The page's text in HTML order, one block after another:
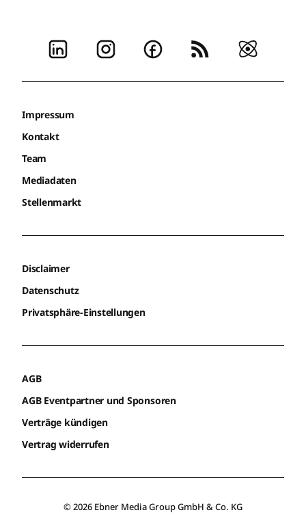
Impressum
Kontakt
Team
Mediadaten
Stellenmarkt
Disclaimer
Datenschutz
Privatsphäre-Einstellungen
AGB
AGB Eventpartner und Sponsoren
Verträge kündigen
Vertrag widerrufen
© 2026 Ebner Media Group GmbH & Co. KG